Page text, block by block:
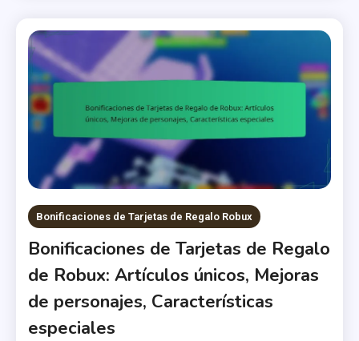
Bonificaciones de Tarjetas de Regalo Robux
Bonificaciones de Tarjetas de Regalo
de Robux: Artículos únicos, Mejoras
de personajes, Características
especiales